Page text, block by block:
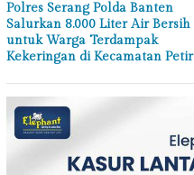
Polres Serang Polda Banten
Salurkan 8.000 Liter Air Bersih
untuk Warga Terdampak
Kekeringan di Kecamatan Petir